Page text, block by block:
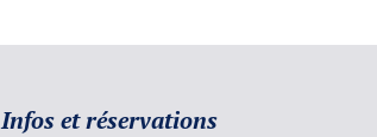
Infos et réservations